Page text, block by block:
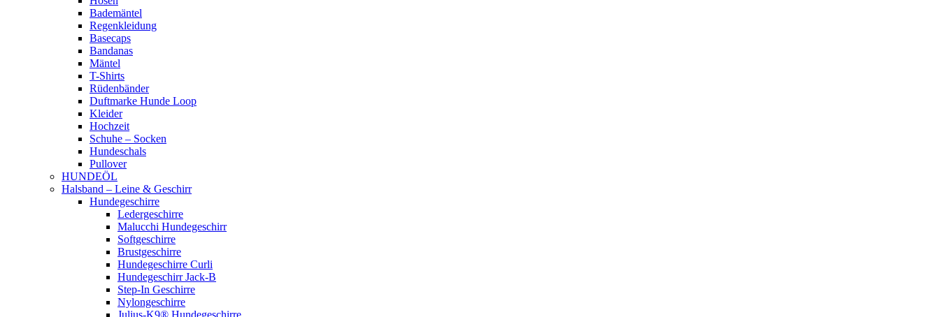
Bademäntel
Regenkleidung
Basecaps
Bandanas
Mäntel
T-Shirts
Rüdenbänder
Duftmarke Hunde Loop
Kleider
Hochzeit
Schuhe – Socken
Hundeschals
Pullover
HUNDEÖL
Halsband – Leine & Geschirr
Hundegeschirre
Ledergeschirre
Malucchi Hundegeschirr
Softgeschirre
Brustgeschirre
Hundegeschirre Curli
Hundegeschirr Jack-B
Step-In Geschirre
Nylongeschirre
Julius-K9® Hundegeschirre